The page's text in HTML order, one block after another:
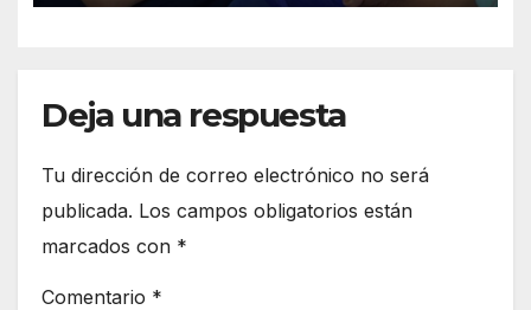
Deja una respuesta
Tu dirección de correo electrónico no será
publicada. Los campos obligatorios están
marcados con *
Comentario *